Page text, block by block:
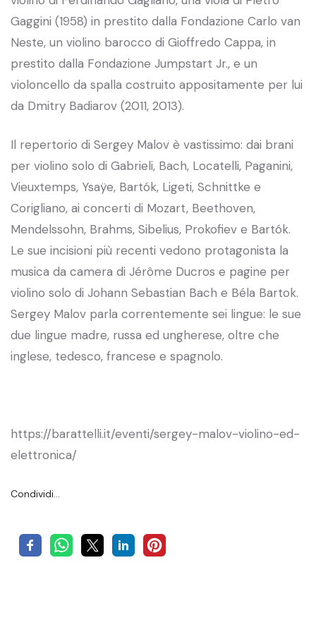
Gaggini (1958) in prestito dalla Fondazione Carlo van
Neste, un violino barocco di Gioffredo Cappa, in
prestito dalla Fondazione Jumpstart Jr., e un
violoncello da spalla costruito appositamente per lui
da Dmitry Badiarov (2011, 2013).
Il repertorio di Sergey Malov è vastissimo: dai brani
per violino solo di Gabrieli, Bach, Locatelli, Paganini,
Vieuxtemps, Ysaÿe, Bartók, Ligeti, Schnittke e
Corigliano, ai concerti di Mozart, Beethoven,
Mendelssohn, Brahms, Sibelius, Prokofiev e Bartók.
Le sue incisioni più recenti vedono protagonista la
musica da camera di Jérôme Ducros e pagine per
violino solo di Johann Sebastian Bach e Béla Bartok.
Sergey Malov parla correntemente sei lingue: le sue
due lingue madre, russa ed ungherese, oltre che
inglese, tedesco, francese e spagnolo.
https://barattelli.it/eventi/sergey-malov-violino-ed-
elettronica/
Condividi…